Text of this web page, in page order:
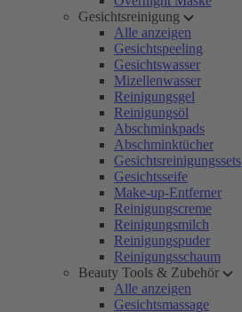
Gesichtsreinigung
Alle anzeigen
Gesichtspeeling
Gesichtswasser
Mizellenwasser
Reinigungsgel
Reinigungsöl
Abschminkpads
Abschminktücher
Gesichtsreinigungssets
Gesichtsseife
Make-up-Entferner
Reinigungscreme
Reinigungsmilch
Reinigungspuder
Reinigungsschaum
Beauty Tools & Zubehör
Alle anzeigen
Gesichtsmassage